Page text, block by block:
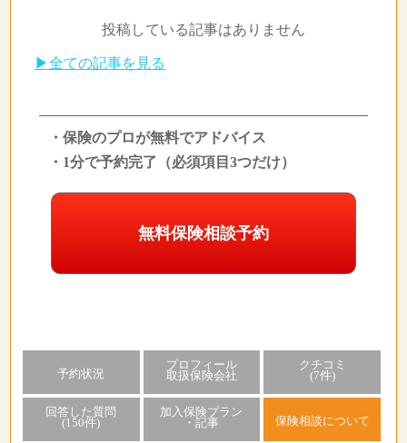
投稿している記事はありません
▶全ての記事を見る
・保険のプロが無料でアドバイス
・1分で予約完了（必須項目3つだけ）
無料保険相談予約
予約状況
プロフィール
取扱保険会社
クチコミ
(7件)
回答した質問
(150件)
加入保険プラン
・記事
保険相談について